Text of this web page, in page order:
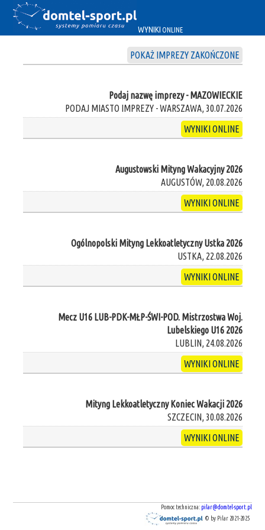
WYNIKI ONLINE
POKAŻ IMPREZY ZAKOŃCZONE
Podaj nazwę imprezy - MAZOWIECKIE
PODAJ MIASTO IMPREZY - WARSZAWA, 30.07.2026
WYNIKI ONLINE
Augustowski Mityng Wakacyjny 2026
AUGUSTÓW, 20.08.2026
WYNIKI ONLINE
Ogólnopolski Mityng Lekkoatletyczny Ustka 2026
USTKA, 22.08.2026
WYNIKI ONLINE
Mecz U16 LUB-PDK-MŁP-ŚWI-POD. Mistrzostwa Woj.
Lubelskiego U16 2026
LUBLIN, 24.08.2026
WYNIKI ONLINE
Mityng Lekkoatletyczny Koniec Wakacji 2026
SZCZECIN, 30.08.2026
WYNIKI ONLINE
Pomoc techniczna: pilar@domtel-sport.pl
© by Pilar 2021-2025